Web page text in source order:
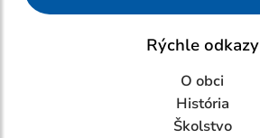
Rýchle odkazy
O obci
História
Školstvo